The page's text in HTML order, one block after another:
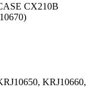
CX210B
KRJ10660,